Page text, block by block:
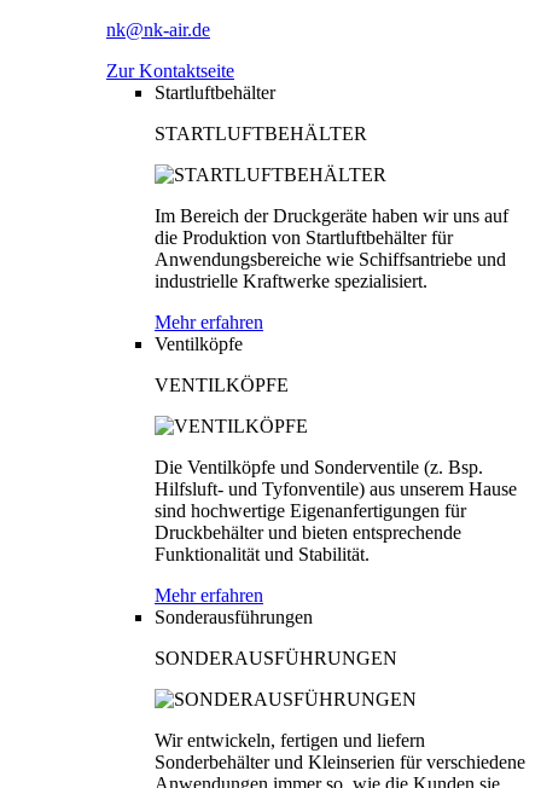
nk@nk-air.de
Zur Kontaktseite
Startluftbehälter
STARTLUFTBEHÄLTER
Im Bereich der Druckgeräte haben wir uns auf
die Produktion von Startluftbehälter für
Anwendungsbereiche wie Schiffsantriebe und
industrielle Kraftwerke spezialisiert.
Mehr erfahren
Ventilköpfe
VENTILKÖPFE
Die Ventilköpfe und Sonderventile (z. Bsp.
Hilfsluft- und Tyfonventile) aus unserem Hause
sind hochwertige Eigenanfertigungen für
Druckbehälter und bieten entsprechende
Funktionalität und Stabilität.
Mehr erfahren
Sonderausführungen
SONDERAUSFÜHRUNGEN
Wir entwickeln, fertigen und liefern
Sonderbehälter und Kleinserien für verschiedene
Anwendungen immer so, wie die Kunden sie